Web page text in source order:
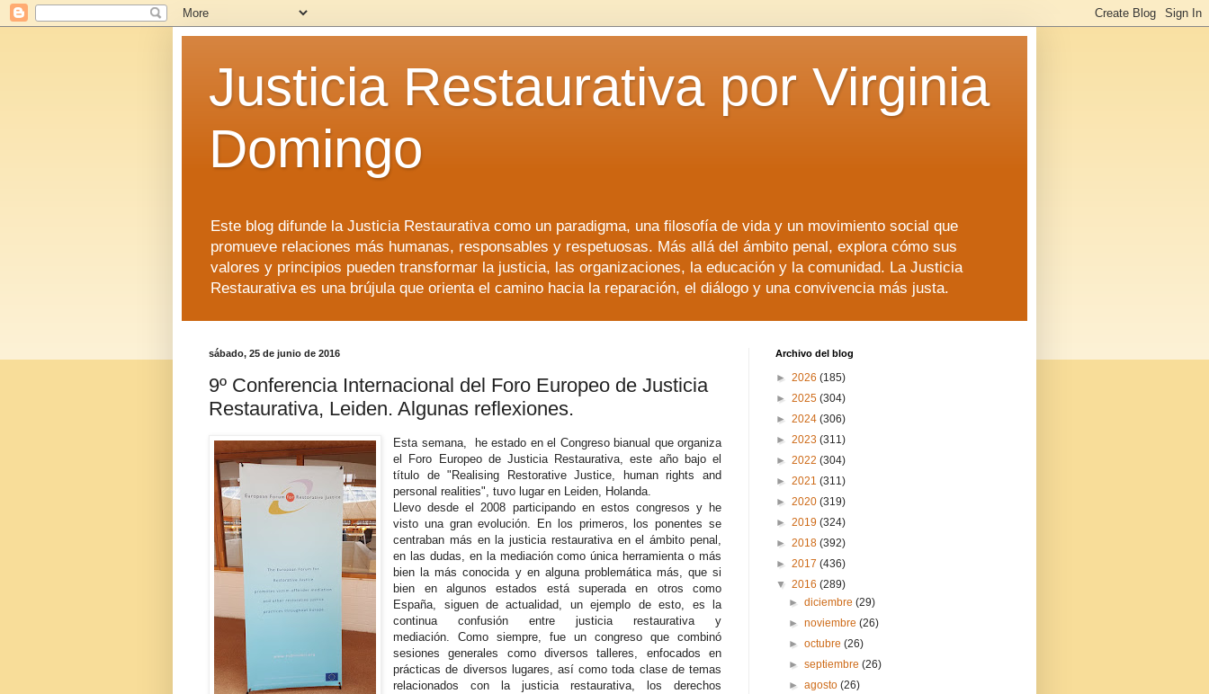
Justicia Restaurativa por Virginia
Domingo
Este blog difunde la Justicia Restaurativa como un paradigma, una filosofía de vida y un movimiento social que
promueve relaciones más humanas, responsables y respetuosas. Más allá del ámbito penal, explora cómo sus
valores y principios pueden transformar la justicia, las organizaciones, la educación y la comunidad. La Justicia
Restaurativa es una brújula que orienta el camino hacia la reparación, el diálogo y una convivencia más justa.
sábado, 25 de junio de 2016
9º Conferencia Internacional del Foro Europeo de Justicia
Restaurativa, Leiden. Algunas reflexiones.
Esta semana, he estado en el Congreso bianual que organiza
el Foro Europeo de Justicia Restaurativa, este año bajo el
título de "Realising Restorative Justice, human rights and
personal realities", tuvo lugar en Leiden, Holanda.
Llevo desde el 2008 participando en estos congresos y he
visto una gran evolución. En los primeros, los ponentes se
centraban más en la justicia restaurativa en el ámbito penal,
en las dudas, en la mediación como única herramienta o más
bien la más conocida y en alguna problemática más, que si
bien en algunos estados está superada en otros como
España, siguen de actualidad, un ejemplo de esto, es la
continua confusión entre justicia restaurativa y
mediación.Como siempre, fue un congreso que combinó
sesiones generales como diversos talleres, enfocados en
prácticas de diversos lugares, así como toda clase de temas
relacionados con la justicia restaurativa, los derechos
Archivo del blog
► 2026 (185)
► 2025 (304)
► 2024 (306)
► 2023 (311)
► 2022 (304)
► 2021 (311)
► 2020 (319)
► 2019 (324)
► 2018 (392)
► 2017 (436)
▼ 2016 (289)
►diciembre(29)
►noviembre(26)
►octubre(26)
►septiembre(26)
►agosto(26)